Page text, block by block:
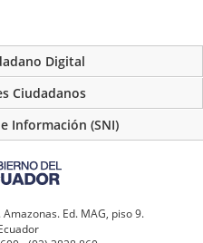
Digital
Ciudadanos
Información (SNI)
Ed. MAG, piso 9.